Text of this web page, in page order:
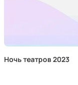
Ночь театров 2023